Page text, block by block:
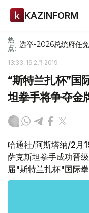
KAZINFORM
热
点: 选举-2026总统府任
13:33, 19 2月 2019
“斯特兰扎杯”国
坦拳手将争夺金
哈通社/阿斯塔纳/2月
萨克斯坦拳手成功晋
届"斯特兰扎杯"国际拳